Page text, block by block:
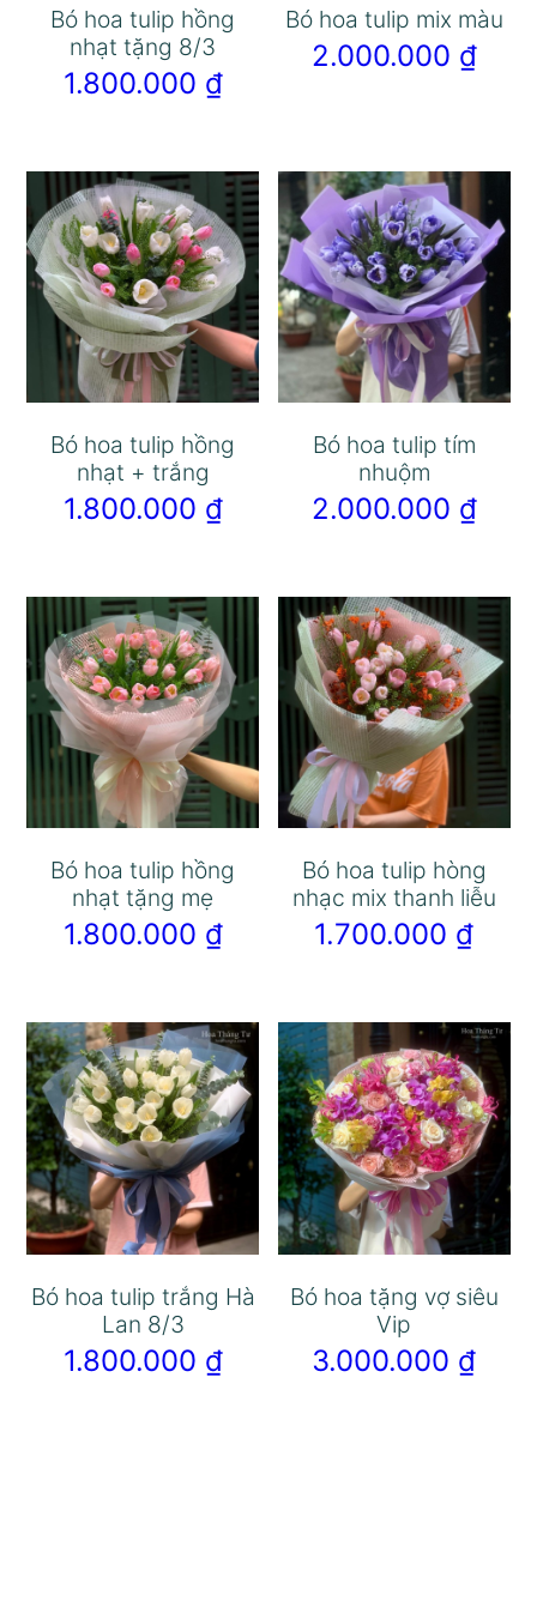
Bó hoa tulip hồng
nhạt tặng 8/3
1.800.000 ₫
Bó hoa tulip mix màu
2.000.000 ₫
Bó hoa tulip hồng
nhạt + trắng
1.800.000 ₫
Bó hoa tulip tím
nhuộm
2.000.000 ₫
Bó hoa tulip hồng
nhạt tặng mẹ
1.800.000 ₫
Bó hoa tulip hòng
nhạc mix thanh liễu
1.700.000 ₫
Bó hoa tulip trắng Hà
Lan 8/3
1.800.000 ₫
Bó hoa tặng vợ siêu
Vip
3.000.000 ₫